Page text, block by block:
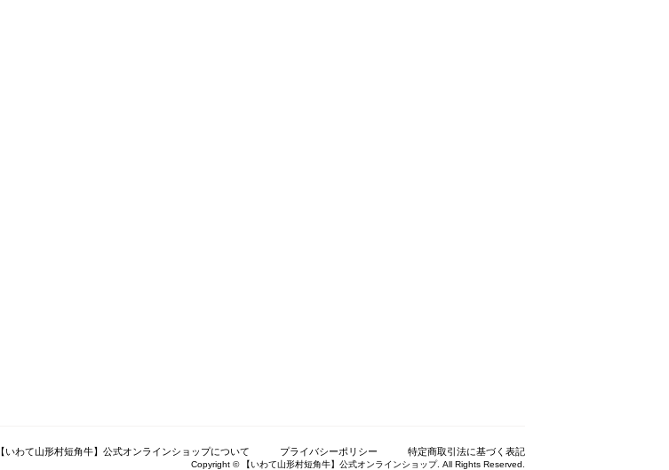
【いわて山形村短角牛】公式オンラインショップについて プライバシーポリシー 特定商取引法に基づく表記
Copyright © 【いわて山形村短角牛】公式オンラインショップ. All Rights Reserved.